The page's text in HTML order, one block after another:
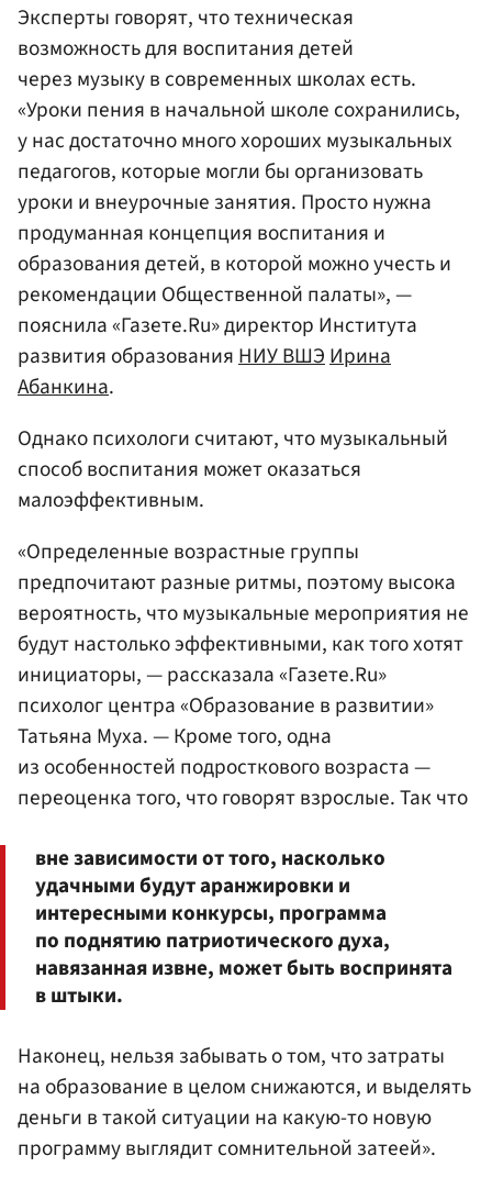
Эксперты говорят, что техническая
возможность для воспитания детей
через музыку в современных школах есть.
«Уроки пения в начальной школе сохранились,
у нас достаточно много хороших музыкальных
педагогов, которые могли бы организовать
уроки и внеурочные занятия. Просто нужна
продуманная концепция воспитания и
образования детей, в которой можно учесть и
рекомендации Общественной палаты», —
пояснила «Газете.Ru» директор Института
развития образования НИУ ВШЭ Ирина
Абанкина.
Однако психологи считают, что музыкальный
способ воспитания может оказаться
малоэффективным.
«Определенные возрастные группы
предпочитают разные ритмы, поэтому высока
вероятность, что музыкальные мероприятия не
будут настолько эффективными, как того хотят
инициаторы, — рассказала «Газете.Ru»
психолог центра «Образование в развитии»
Татьяна Муха. — Кроме того, одна
из особенностей подросткового возраста —
переоценка того, что говорят взрослые. Так что
вне зависимости от того, насколько
удачными будут аранжировки и
интересными конкурсы, программа
по поднятию патриотического духа,
навязанная извне, может быть воспринята
в штыки.
Наконец, нельзя забывать о том, что затраты
на образование в целом снижаются, и выделять
деньги в такой ситуации на какую-то новую
программу выглядит сомнительной затеей».